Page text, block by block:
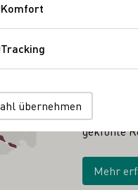
Eine
gekrönte
Mehr
Komfort
Tracking
übernehmen